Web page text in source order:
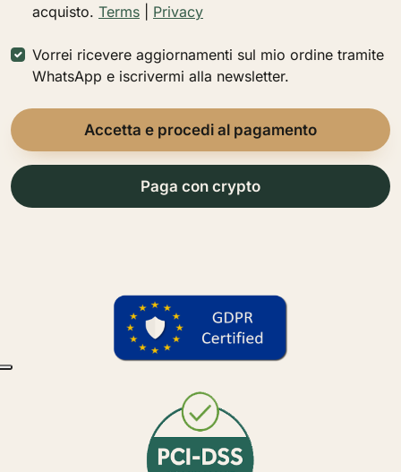
acquisto. Terms Privacy
Vorrei ricevere aggiornamenti sul mio ordine tramite
WhatsApp e iscrivermi alla newsletter.
Accetta e procedi al pagamento
Paga con crypto